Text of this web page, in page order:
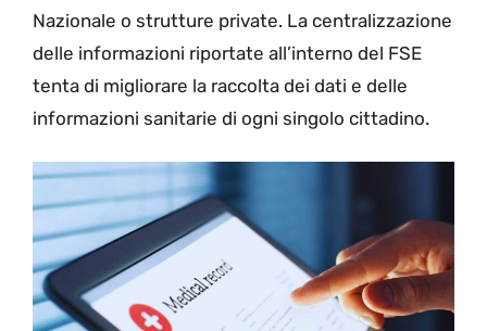
Nazionale o strutture private. La centralizzazione
delle informazioni riportate all’interno del FSE
tenta di migliorare la raccolta dei dati e delle
informazioni sanitarie di ogni singolo cittadino.